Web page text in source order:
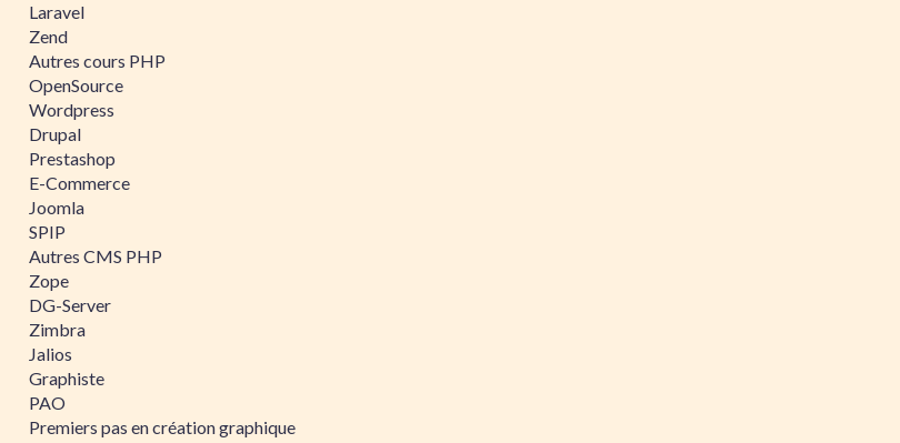
Laravel
Zend
Autres cours PHP
OpenSource
Wordpress
Drupal
Prestashop
E-Commerce
Joomla
SPIP
Autres CMS PHP
Zope
DG-Server
Zimbra
Jalios
Graphiste
PAO
Premiers pas en création graphique